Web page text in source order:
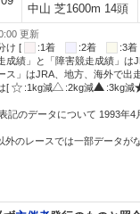
中山 芝1600m 14頭
更新
け [
:1着 :2着
:3着
績」と「障害競走成績」は
」はJRA、地方、海外で出
[
:1kg減 :2kg減 :3kg減
記のデータについて 1993年4
のレースでは一部データが